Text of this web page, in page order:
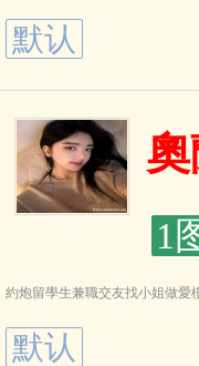
默认
1
約炮留學生兼職交友找小姐做愛
默认